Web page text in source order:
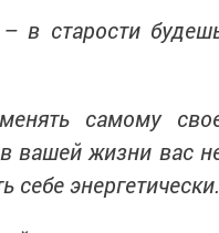
в старости
самому
вашей жизни вас
энергетически.